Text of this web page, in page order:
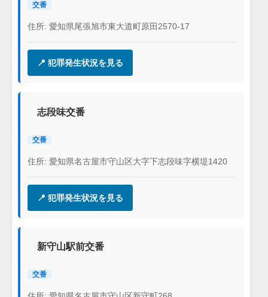
交番
住所: 愛知県尾張旭市東大道町原田2570-17
📍 犯罪発生状況を見る
志段味交番
交番
住所: 愛知県名古屋市守山区大字下志段味字横堤1420
📍 犯罪発生状況を見る
新守山駅前交番
交番